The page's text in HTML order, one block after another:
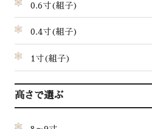
0.6寸(組子)
0.4寸(組子)
1寸(組子)
高さで選ぶ